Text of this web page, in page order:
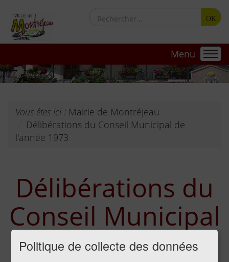
Politique de collecte des données
OK
Menu
Vous êtes ici : Mairie de Montréjeau
Délibérations du Conseil Municipal de
l'année 1973
Délibérations du
Conseil Municipal
de l'année 1973